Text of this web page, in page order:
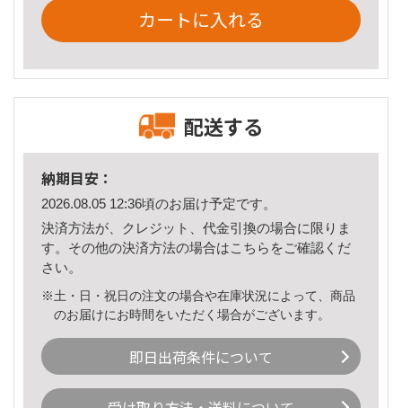
カートに入れる
配送する
納期目安：
2026.08.05 12:36頃のお届け予定です。
決済方法が、クレジット、代金引換の場合に限りま
す。その他の決済方法の場合はこちら をご確認くだ
さい。
※土・日・祝日の注文の場合や在庫状況によって、商品
のお届けにお時間をいただく場合がございます。
即日出荷条件について